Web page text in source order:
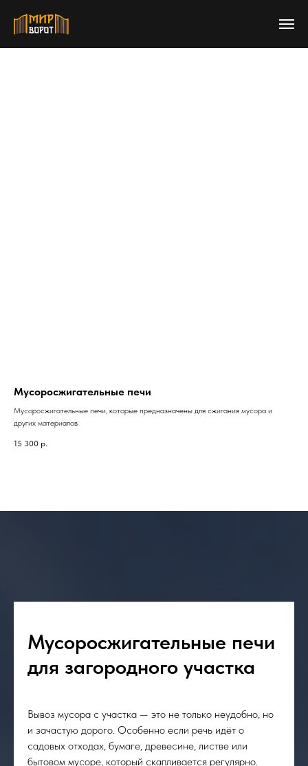
Мусоросжигательные печи
Мусоросжигательные печи , которые предназначены для сжигания мусора и
других материалов
15 300 р.
Мусоросжигательные печи
для загородного участка
Вывоз мусора с участка — это не только неудобно, но
и зачастую дорого. Особенно если речь идёт о
садовых отходах, бумаге, древесине, листве или
бытовом мусоре, который скапливается регулярно.